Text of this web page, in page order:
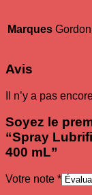
Marques Gordon
Avis
Il n’y a pas
Soyez le
“Spray
400 mL”
Votre note *